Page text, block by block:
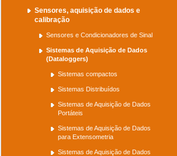
Sensores, aquisição de dados e
calibração
Sensores e Condicionadores de Sinal
Sistemas de Aquisição de Dados
(Dataloggers)
Sistemas compactos
Sistemas Distribuídos
Sistemas de Aquisição de Dados
Portáteis
Sistemas de Aquisição de Dados
para Extensometria
Sistemas de Aquisição de Dados